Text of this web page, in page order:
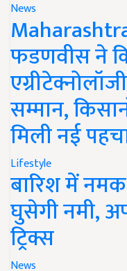
News
फडणवीस ने
सम्मान,
मिली नई
Lifestyle
बारिश में
घुसेगी नमी,
ट्रिक्स
News